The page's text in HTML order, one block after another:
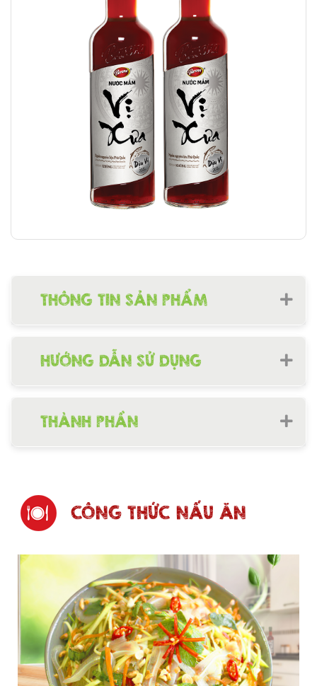
THÔNG TIN SẢN PHẨM
HƯỚNG DẪN SỬ DỤNG
THÀNH PHẦN
CÔNG THỨC NẤU ĂN